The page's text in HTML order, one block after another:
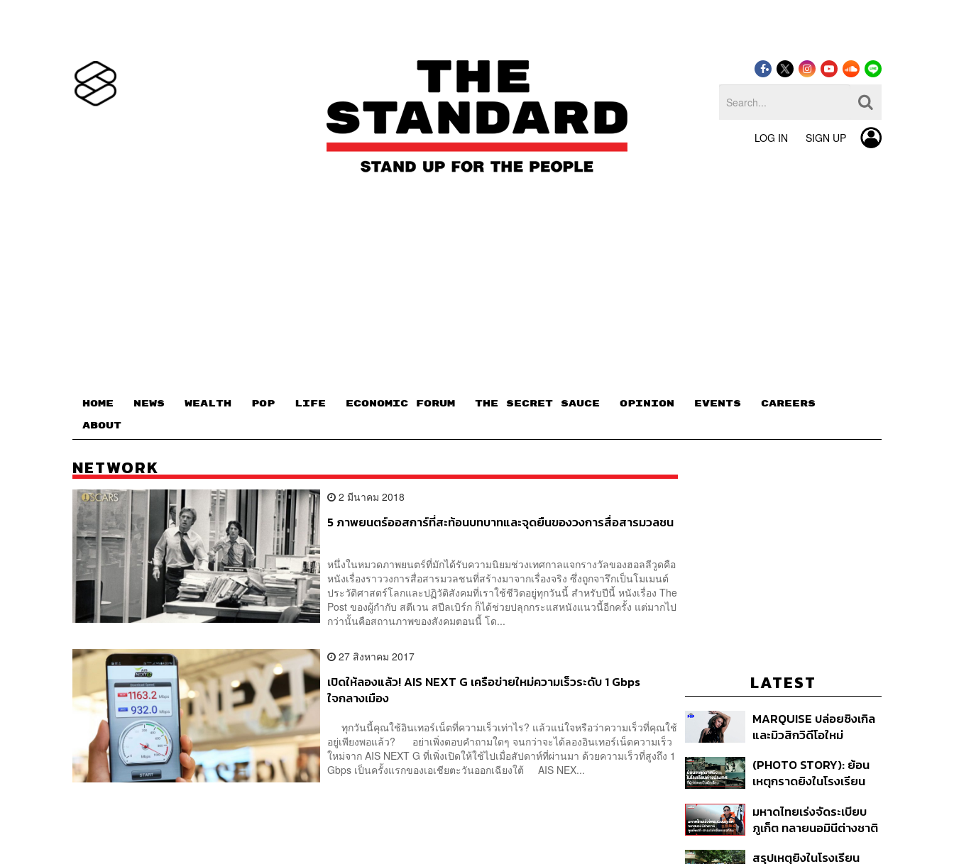
LOG IN SIGN UP
HOME NEWS WEALTH POP LIFE ECONOMIC FORUM THE SECRET SAUCE​ OPINION EVENTS CAREERS
ABOUT
NETWORK
2 มีนาคม 2018
5 ภาพยนตร์ออสการ์ที่สะท้อนบทบาทและจุดยืนของวงการสื่อสารมวลชน
หนึ่งในหมวดภาพยนตร์ที่มักได้รับความนิยมช่วงเทศกาลแจกรางวัลของฮอลลีวูดคือ
หนังเรื่องราววงการสื่อสารมวลชนที่สร้างมาจากเรื่องจริง ซึ่งถูกจารึกเป็นโมเมนต์
ประวัติศาสตร์โลกและปฏิวัติสังคมที่เราใช้ชีวิตอยู่ทุกวันนี้ สำหรับปีนี้ หนังเรื่อง The
Post ของผู้กำกับ สตีเวน สปีลเบิร์ก ก็ได้ช่วยปลุกกระแสหนังแนวนี้อีกครั้ง แต่มากไป
กว่านั้นคือสถานภาพของสังคมตอนนี้ โด...
27 สิงหาคม 2017
เปิดให้ลองแล้ว! AIS NEXT G เครือข่ายใหม่ความเร็วระดับ 1 Gbps
ใจกลางเมือง
ทุกวันนี้คุณใช้อินเทอร์เน็ตที่ความเร็วเท่าไร? แล้วแน่ใจหรือว่าความเร็วที่คุณใช้
อยู่เพียงพอแล้ว? อย่าเพิ่งตอบคำถามใดๆ จนกว่าจะได้ลองอินเทอร์เน็ตความเร็ว
ใหม่จาก AIS NEXT G ที่เพิ่งเปิดให้ใช้ไปเมื่อสัปดาห์ที่ผ่านมา ด้วยความเร็วที่สูงถึง 1
Gbps เป็นครั้งแรกของเอเชียตะวันออกเฉียงใต้ AIS NEX...
LATEST
MARQUISE ปล่อยซิงเกิล
และมิวสิกวิดีโอใหม่
สัมพันธ์สุด Toxic
(PHOTO STORY): ย้อน
เหตุกราดยิงในโรงเรียน
นักเรียน
มหาดไทยเร่งจัดระเบียบ
ภูเก็ต ทลายนอมินีต่างชาติ
สรุปเหตุยิงในโรงเรียน